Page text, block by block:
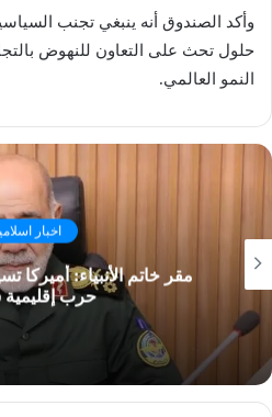
وأكد الصندوق أنه ينبغي تجنب
حلول تحث على التعاون للنهوض
النمو العالمي.
اخبار
مقر خاتم الأنبياء: أميركا
حرب إقليمية